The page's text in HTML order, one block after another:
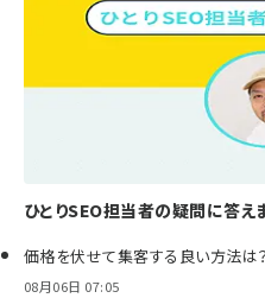
ひとりSEO担当者の疑問に答え
価格を伏せて集客する良い方法は
08月06日 07:05